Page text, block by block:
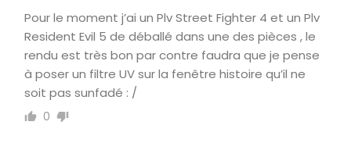
Pour le moment j’ai un Plv Street Fighter 4 et un Plv
Resident Evil 5 de déballé dans une des pièces , le
rendu est très bon par contre faudra que je pense
à poser un filtre UV sur la fenêtre histoire qu’il ne
soit pas sunfadé : /
0